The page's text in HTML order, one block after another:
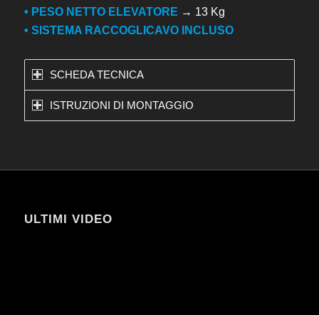
• PESO NETTO ELEVATORE → 13 Kg
• SISTEMA RACCOGLICAVO INCLUSO
SCHEDA TECNICA
ISTRUZIONI DI MONTAGGIO
ULTIMI VIDEO